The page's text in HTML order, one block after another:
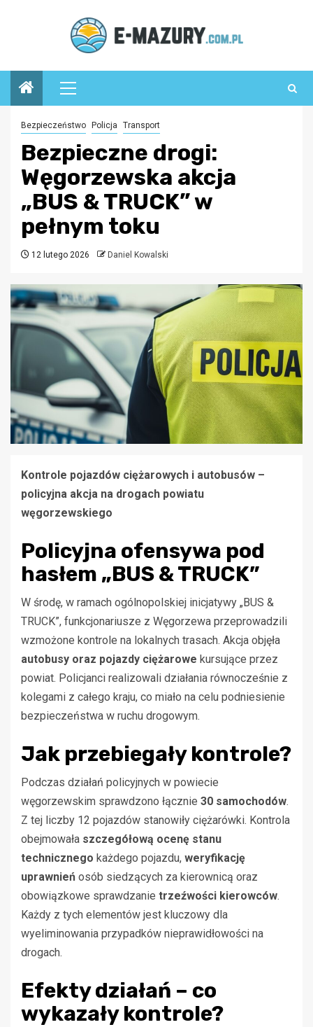
Menu
główne
Bezpieczeństwo Policja Transport
Bezpieczne drogi:
Węgorzewska akcja
„BUS & TRUCK” w
pełnym toku
12 lutego 2026 Daniel Kowalski
Kontrole pojazdów ciężarowych i autobusów –
policyjna akcja na drogach powiatu
węgorzewskiego
Policyjna ofensywa pod
hasłem „BUS & TRUCK”
W środę, w ramach ogólnopolskiej inicjatywy „BUS &
TRUCK”, funkcjonariusze z Węgorzewa przeprowadzili
wzmożone kontrole na lokalnych trasach. Akcja objęła
autobusy oraz pojazdy ciężarowe kursujące przez
powiat. Policjanci realizowali działania równocześnie z
kolegami z całego kraju, co miało na celu podniesienie
bezpieczeństwa w ruchu drogowym.
Jak przebiegały kontrole?
Podczas działań policyjnych w powiecie
węgorzewskim sprawdzono łącznie 30 samochodów.
Z tej liczby 12 pojazdów stanowiły ciężarówki. Kontrola
obejmowała szczegółową ocenę stanu
technicznego każdego pojazdu, weryfikację
uprawnień osób siedzących za kierownicą oraz
obowiązkowe sprawdzanie trzeźwości kierowców.
Każdy z tych elementów jest kluczowy dla
wyeliminowania przypadków nieprawidłowości na
drogach.
Efekty działań – co
wykazały kontrole?